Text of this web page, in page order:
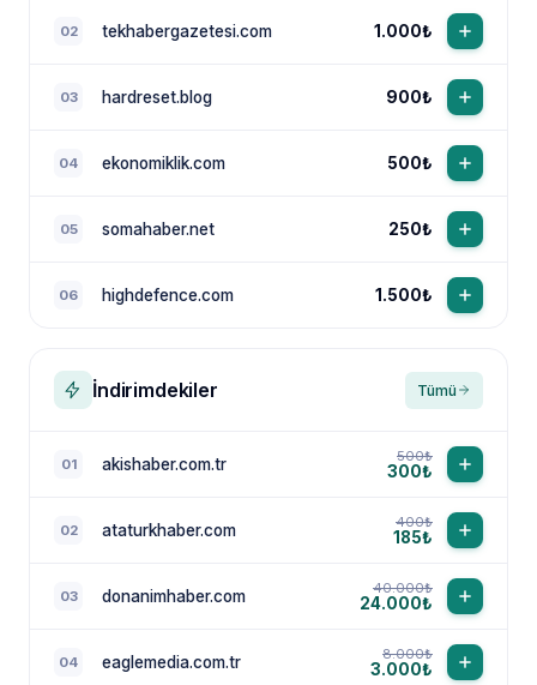
02 tekhabergazetesi.com 1.000₺
03 hardreset.blog 900₺
04 ekonomiklik.com 500₺
05 somahaber.net 250₺
06 highdefence.com 1.500₺
İndirimdekiler Tümü
01 akishaber.com.tr 500₺
300₺
02 ataturkhaber.com 400₺
185₺
03 donanimhaber.com 40.000₺
24.000₺
04 eaglemedia.com.tr 8.000₺
3.000₺
NewsTanıtım AI Asistan